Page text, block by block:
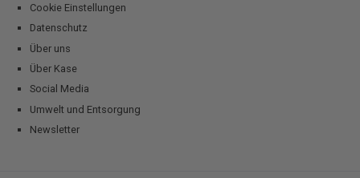
Cookie Einstellungen
Datenschutz
Über uns
Über Kase
Social Media
Umwelt und Entsorgung
Newsletter